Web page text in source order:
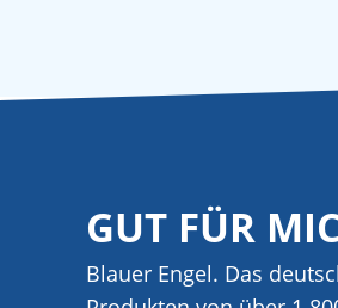
GUT FÜR
Blauer Engel. Das